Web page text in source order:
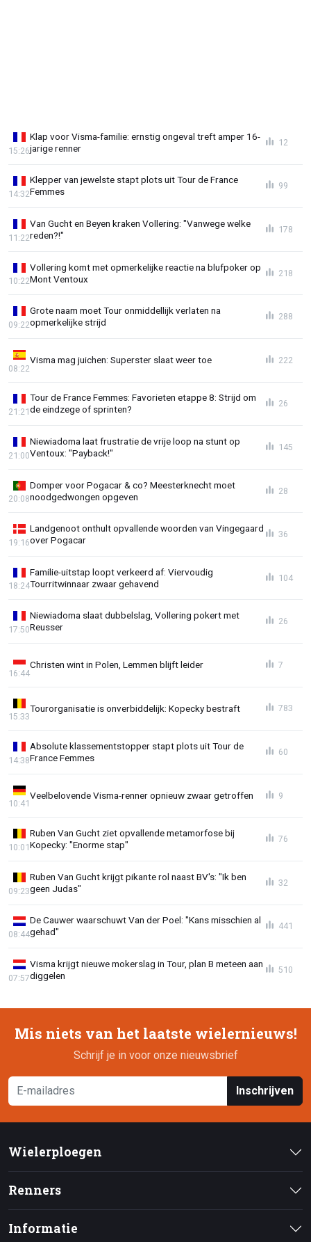
Klap voor Visma-familie: ernstig ongeval treft amper 16-
jarige renner
15:26
12
Klepper van jewelste stapt plots uit Tour de France
Femmes
14:32
99
Van Gucht en Beyen kraken Vollering: "Vanwege welke
reden?!"
11:22
178
Vollering komt met opmerkelijke reactie na blufpoker op
Mont Ventoux
10:22
218
Grote naam moet Tour onmiddellijk verlaten na
opmerkelijke strijd
09:22
288
Visma mag juichen: Superster slaat weer toe
08:22
222
Tour de France Femmes: Favorieten etappe 8: Strijd om
de eindzege of sprinten?
21:21
26
Niewiadoma laat frustratie de vrije loop na stunt op
Ventoux: "Payback!"
21:00
145
Domper voor Pogacar & co? Meesterknecht moet
noodgedwongen opgeven
20:08
28
Landgenoot onthult opvallende woorden van Vingegaard
over Pogacar
19:16
36
Familie-uitstap loopt verkeerd af: Viervoudig
Tourritwinnaar zwaar gehavend
18:24
104
Niewiadoma slaat dubbelslag, Vollering pokert met
Reusser
17:50
26
Christen wint in Polen, Lemmen blijft leider
16:44
7
Tourorganisatie is onverbiddelijk: Kopecky bestraft
15:33
783
Absolute klassementstopper stapt plots uit Tour de
France Femmes
14:38
60
Veelbelovende Visma-renner opnieuw zwaar getroffen
10:41
9
Ruben Van Gucht ziet opvallende metamorfose bij
Kopecky: "Enorme stap"
10:01
76
Ruben Van Gucht krijgt pikante rol naast BV's: "Ik ben
geen Judas"
09:23
32
De Cauwer waarschuwt Van der Poel: "Kans misschien al
gehad"
08:44
441
Visma krijgt nieuwe mokerslag in Tour, plan B meteen aan
diggelen
07:57
510
Mis niets van het laatste wielernieuws!
Schrijf je in voor onze nieuwsbrief
Inschrijven
Wielerploegen
Renners
Informatie